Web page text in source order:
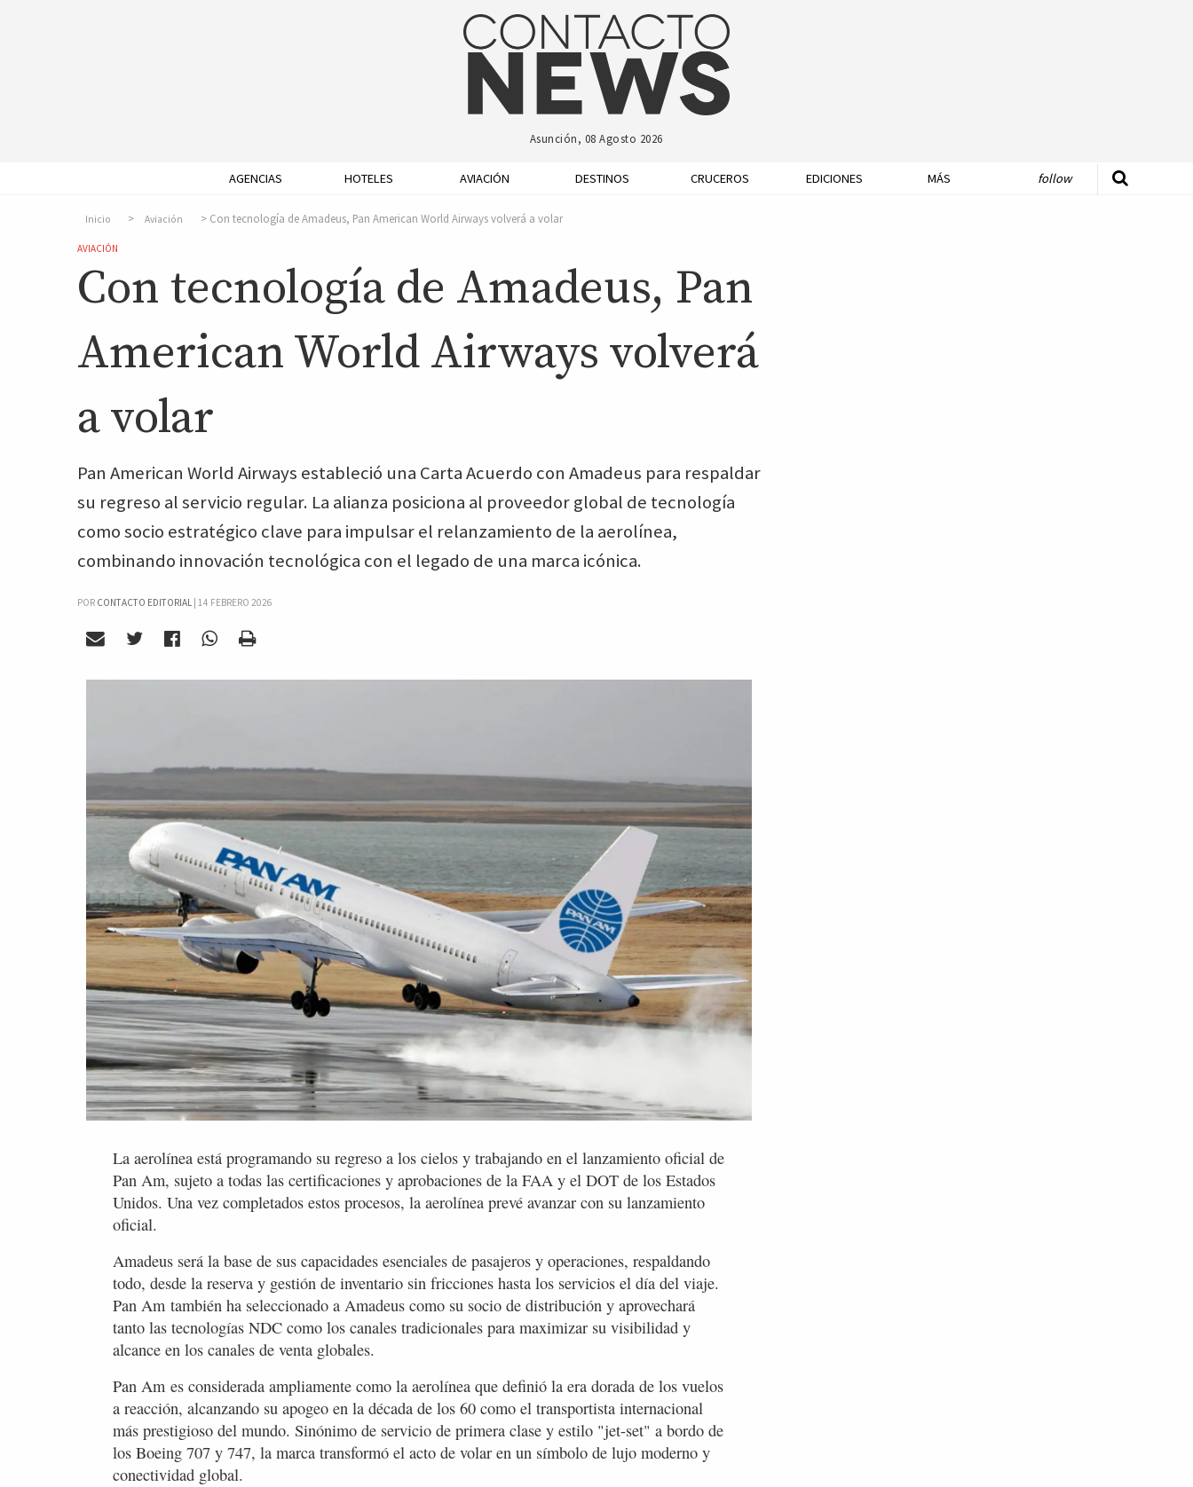
Asunción, 08 Agosto 2026
AGENCIAS HOTELES AVIACIÓN DESTINOS CRUCEROS EDICIONES MÁS follow
Inicio Aviación Con tecnología de Amadeus, Pan American World Airways volverá a volar
AVIACIÓN
Con tecnología de Amadeus, Pan
American World Airways volverá
a volar
Pan American World Airways estableció una Carta Acuerdo con Amadeus para respaldar
su regreso al servicio regular. La alianza posiciona al proveedor global de tecnología
como socio estratégico clave para impulsar el relanzamiento de la aerolínea,
combinando innovación tecnológica con el legado de una marca icónica.
POR CONTACTO EDITORIAL | 14 FEBRERO 2026
La aerolínea está programando su regreso a los cielos y trabajando en el lanzamiento oficial de
Pan Am, sujeto a todas las certificaciones y aprobaciones de la FAA y el DOT de los Estados
Unidos. Una vez completados estos procesos, la aerolínea prevé avanzar con su lanzamiento
oficial.
Amadeus será la base de sus capacidades esenciales de pasajeros y operaciones, respaldando
todo, desde la reserva y gestión de inventario sin fricciones hasta los servicios el día del viaje.
Pan Am también ha seleccionado a Amadeus como su socio de distribución y aprovechará
tanto las tecnologías NDC como los canales tradicionales para maximizar su visibilidad y
alcance en los canales de venta globales.
Pan Am es considerada ampliamente como la aerolínea que definió la era dorada de los vuelos
a reacción, alcanzando su apogeo en la década de los 60 como el transportista internacional
más prestigioso del mundo. Sinónimo de servicio de primera clase y estilo "jet-set" a bordo de
los Boeing 707 y 747, la marca transformó el acto de volar en un símbolo de lujo moderno y
conectividad global.